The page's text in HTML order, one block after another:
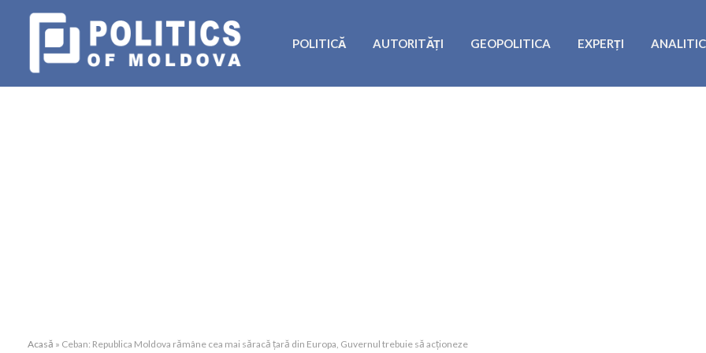
POLITICĂ AUTORITĂȚI GEOPOLITICA EXPERȚI
Acasă » Ceban: Republica Moldova rămâne cea mai săracă țară din Europa, Guvernul trebuie să acționeze